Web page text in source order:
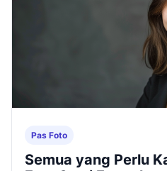
Pas Foto
Semua yang Perlu